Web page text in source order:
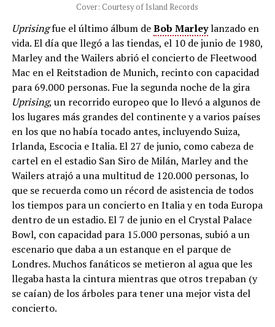
Cover: Courtesy of Island Records
Uprisingfue el último álbum deBob Marleylanzado en
vida. El día que llegó a las tiendas, el 10 de junio de 1980,
Marley and the Wailers abrió el concierto de Fleetwood
Mac en el Reitstadion de Munich, recinto con capacidad
para 69.000 personas. Fue la segunda noche de la gira
Uprising, un recorrido europeo que lo llevó a algunos de
los lugares más grandes del continente y a varios países
en los que no había tocado antes, incluyendo Suiza,
Irlanda, Escocia e Italia. El 27 de junio, como cabeza de
cartel en el estadio San Siro de Milán, Marley and the
Wailers atrajó a una multitud de 120.000 personas, lo
que se recuerda como un récord de asistencia de todos
los tiempos para un concierto en Italia y en toda Europa
dentro de un estadio. El 7 de junio en el Crystal Palace
Bowl, con capacidad para 15.000 personas, subió a un
escenario que daba a un estanque en el parque de
Londres. Muchos fanáticos se metieron al agua que les
llegaba hasta la cintura mientras que otros trepaban (y
se caían) de los árboles para tener una mejor vista del
concierto.